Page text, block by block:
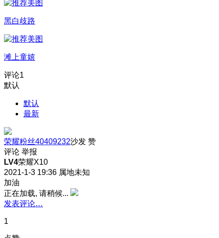
黑白歧路
滩上童嬉
评论1
默认
默认
最新
荣耀粉丝40409232沙发 赞
评论 举报
LV4荣耀X10
2021-1-3 19:36 属地未知
加油
正在加载, 请稍候...
发表评论…
1